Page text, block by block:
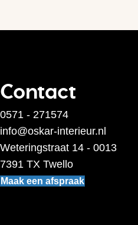
Contact
0571 - 271574
info@oskar-interieur.nl
Weteringstraat 14 - 0013
7391 TX Twello
Maak een afspraak